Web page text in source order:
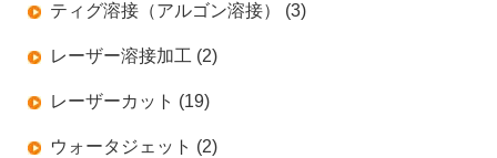
ティグ溶接（アルゴン溶接） (3)
レーザー溶接加工 (2)
レーザーカット (19)
ウォータジェット (2)